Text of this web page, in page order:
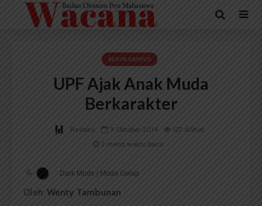
BERITA KAMPUS
UPF Ajak Anak Muda
Berkarakter
Redaksi 9 Oktober 2014
127 dilihat
2 menit waktu baca
Dark Mode | Moda Gelap
Oleh: Wenty Tambunan